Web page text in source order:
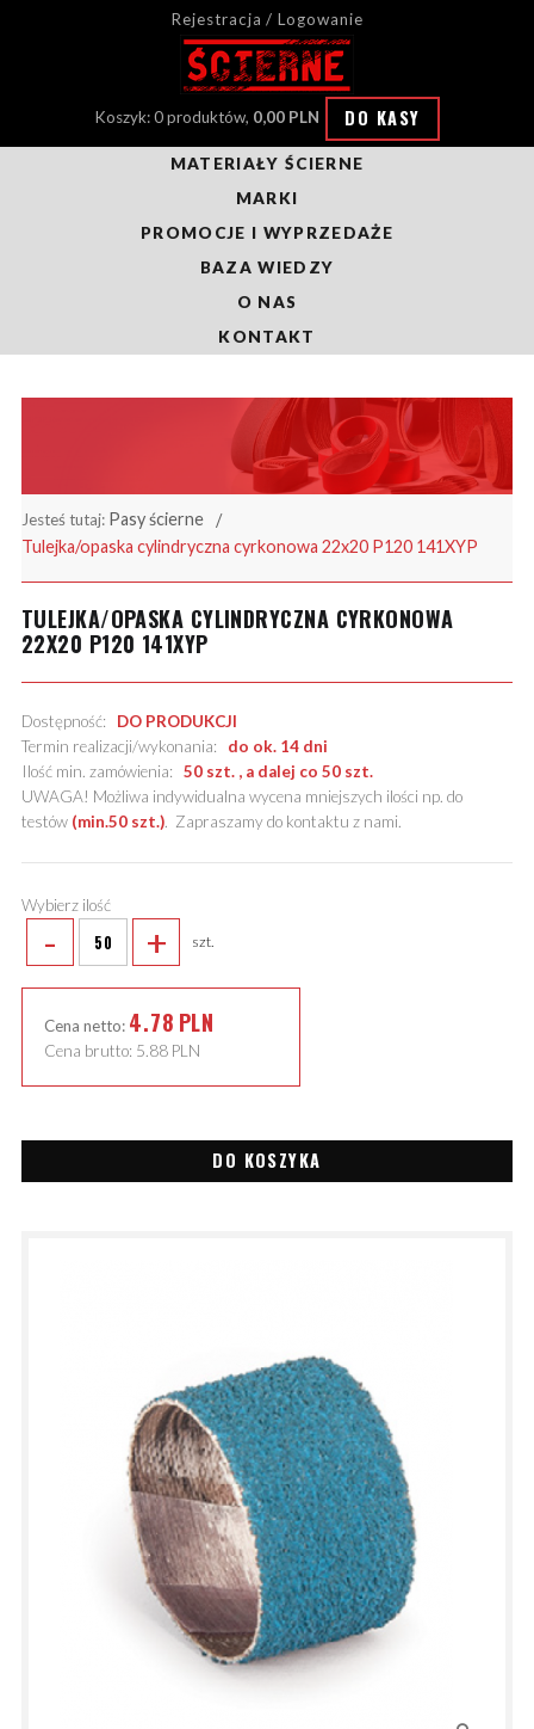
Rejestracja / Logowanie
Koszyk: 0 produktów, 0,00 PLN DO KASY
MATERIAŁY ŚCIERNE
MARKI
PROMOCJE I WYPRZEDAŻE
BAZA WIEDZY
O NAS
KONTAKT
Jesteś tutaj: Pasy ścierne
Tulejka/opaska cylindryczna cyrkonowa 22x20 P120 141XYP
TULEJKA/OPASKA CYLINDRYCZNA CYRKONOWA
22X20 P120 141XYP
Dostępność: DO PRODUKCJI
Termin realizacji/wykonania: do ok. 14 dni
Ilość min. zamówienia: 50 szt. , a dalej co 50 szt.
UWAGA! Możliwa indywidualna wycena mniejszych ilości np. do
testów (min.50 szt.). Zapraszamy do kontaktu z nami.
Wybierz ilość
- + szt.
Cena netto: 4.78 PLN
Cena brutto: 5.88 PLN
DO KOSZYKA